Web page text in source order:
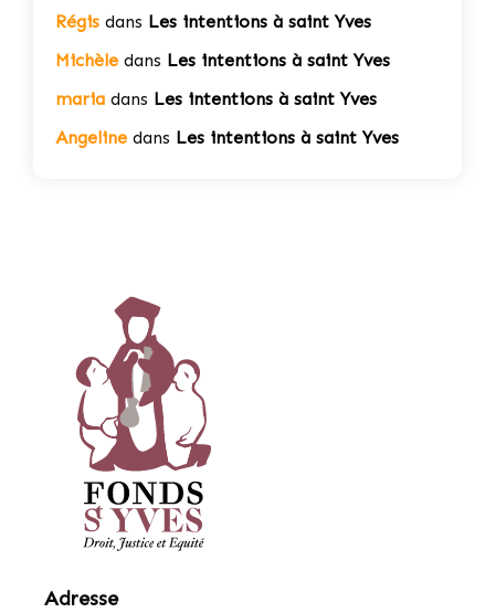
Régis dans Les intentions à saint Yves
Michèle dans Les intentions à saint Yves
maria dans Les intentions à saint Yves
Angeline dans Les intentions à saint Yves
Adresse